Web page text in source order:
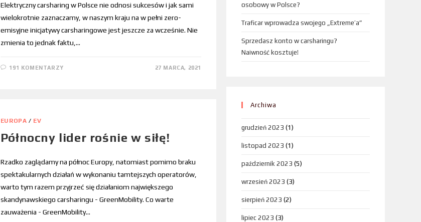
Elektryczny carsharing w Polsce nie odnosi sukcesów i jak sami
wielokrotnie zaznaczamy, w naszym kraju na w pełni zero-
emisyjne inicjatywy carsharingowe jest jeszcze za wcześnie. Nie
zmienia to jednak faktu,…
191 KOMENTARZY 27 MARCA, 2021
EUROPA / EV
Północny lider rośnie w siłę!
Rzadko zaglądamy na północ Europy, natomiast pomimo braku
spektakularnych działań w wykonaniu tamtejszych operatorów,
warto tym razem przyjrzeć się działaniom największego
skandynawskiego carsharingu - GreenMobility. Co warte
zauważenia - GreenMobility…
osobowy w Polsce?
Traficar wprowadza swojego „Extreme’a”
Sprzedasz konto w carsharingu?
Naiwność kosztuje!
Archiwa
grudzień 2023 (1)
listopad 2023 (1)
październik 2023 (5)
wrzesień 2023 (3)
sierpień 2023 (2)
lipiec 2023 (3)